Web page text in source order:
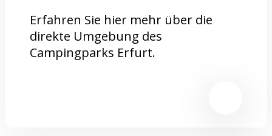
Erfahren Sie hier mehr über die
direkte Umgebung des
Campingparks Erfurt.